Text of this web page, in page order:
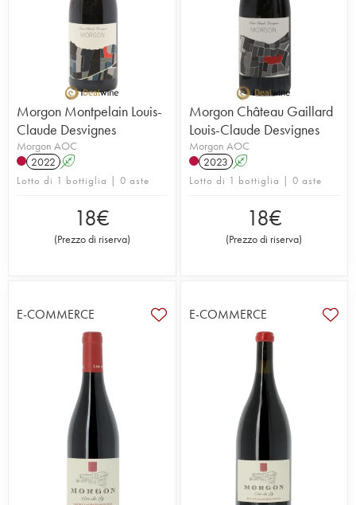
Morgon Montpelain Louis-
Claude Desvignes
Morgon AOC
2022 A
Lotto di 1 bottiglia | 0 aste
18€
(Prezzo di riserva)
Morgon Château Gaillard
Louis-Claude Desvignes
Morgon AOC
2023 A
Lotto di 1 bottiglia | 0 aste
18€
(Prezzo di riserva)
E-COMMERCE E-COMMERCE